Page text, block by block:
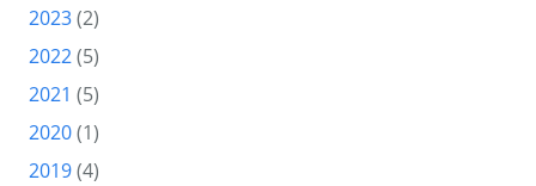
2023(2)
2022(5)
2021 (5)
2020(1)
2019(4)